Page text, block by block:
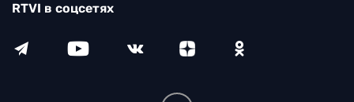
RTVI в соцсетях